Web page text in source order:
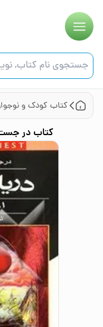
کتاب کودک و
کتاب در